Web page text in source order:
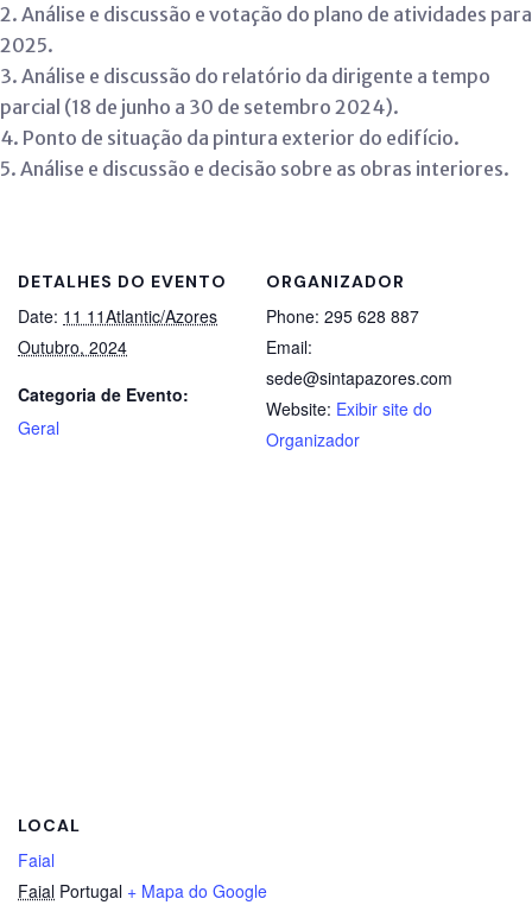
2. Análise e discussão e votação do plano de atividades para
2025.
3. Análise e discussão do relatório da dirigente a tempo
parcial (18 de junho a 30 de setembro 2024).
4. Ponto de situação da pintura exterior do edifício.
5. Análise e discussão e decisão sobre as obras interiores.
DETALHES DO EVENTO
Date: 11 11Atlantic/Azores
Outubro, 2024
Categoria de Evento:
Geral
ORGANIZADOR
Phone: 295 628 887
Email:
sede@sintapazores.com
Website: Exibir site do
Organizador
LOCAL
Faial
Faial Portugal + Mapa do Google